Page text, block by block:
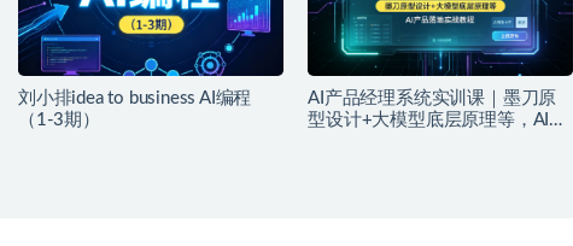
刘小排idea to business AI编程
（1-3期）
AI产品经理系统实训课｜墨刀原
型设计+大模型底层原理等，AI产